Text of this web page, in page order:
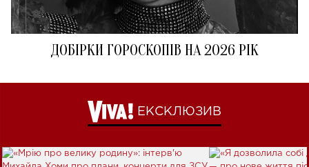
ДОБІРКИ ГОРОСКОПІВ НА 2026 РІК
ЕКСКЛЮЗИВ